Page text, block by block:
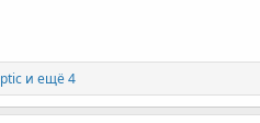
и ещё 4